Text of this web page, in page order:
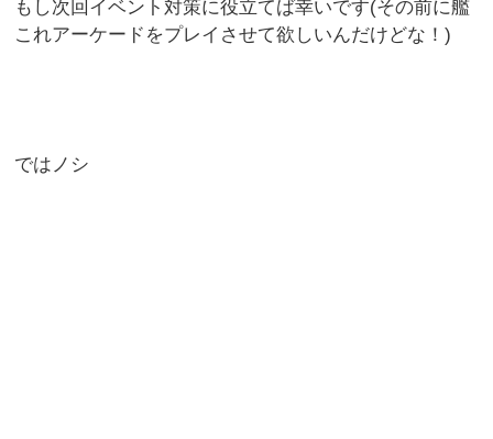
もし次回イベント対策に役立てば幸いです(その前に艦
これアーケードをプレイさせて欲しいんだけどな！)
ではノシ